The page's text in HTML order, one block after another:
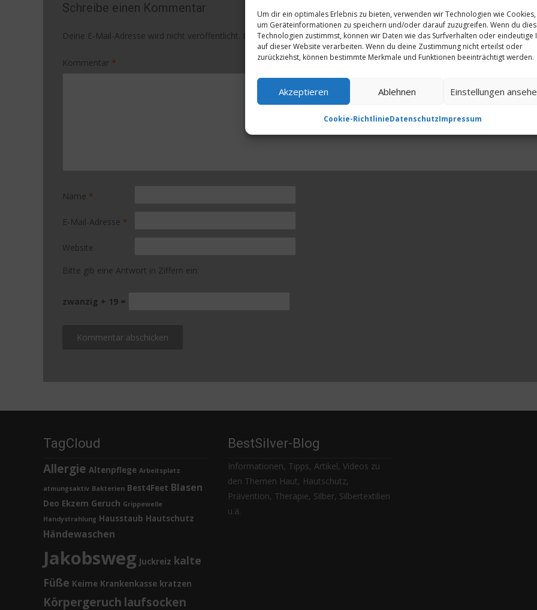
Um dir ein optimales Erlebnis zu bieten, verwenden wir Technologien wie Cookies,
um Geräteinformationen zu speichern und/oder darauf zuzugreifen. Wenn du
Technologien zustimmst, können wir Daten wie das Surfverhalten oder eindeutige
auf dieser Website verarbeiten. Wenn du deine Zustimmung nicht erteilst oder
zurückziehst, können bestimmte Merkmale und Funktionen beeinträchtigt werden.
Akzeptieren Ablehnen Einstellungen
Cookie-RichtlinieDatenschutzImpressum
Schreibe einen Kommentar
Deine E-Mail-Adresse wird nicht veröffentlicht. Erforderliche Felder sind mit*markiert
Kommentar *
Name *
E-Mail-Adresse *
Website
Bitte gib eine Antwort in Ziffern ein:
zwanzig + 19 =
TagCloud
Allergie Altenpflege Arbeitsplatz
atmungsaktiv Bakterien Best4Feet Blasen
Deo Ekzem Geruch Grippewelle
Handystrahlung Hausstaub Hautschutz
Händewaschen
Jakobsweg Juckreiz kalte
Füße Keime Krankenkasse kratzen
Körpergeruch laufsocken
BestSilver-Blog
Informationen, Tipps, Artikel, Videos zu
den Themen Haut, Hautschutz,
Prävention, Therapie, Silber, Silbertextilien
u.ä.